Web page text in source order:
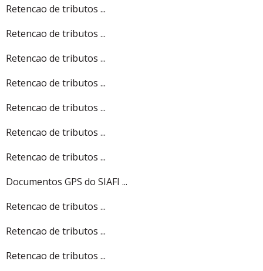
Retencao de tributos ...
Retencao de tributos ...
Retencao de tributos ...
Retencao de tributos ...
Retencao de tributos ...
Retencao de tributos ...
Retencao de tributos ...
Documentos GPS do SIAFI ...
Retencao de tributos ...
Retencao de tributos ...
Retencao de tributos ...